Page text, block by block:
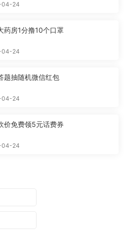
04-24
药房1分撸10个口罩
04-24
题抽随机微信红包
04-24
价免费领5元话费券
04-24